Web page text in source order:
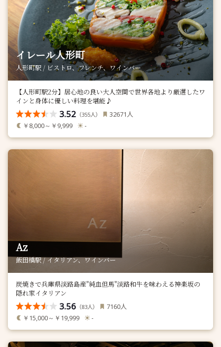
イレール人形町
人形町駅 / ビストロ、フレンチ、ワインバー
【人形町駅2分】居心地の良い大人空間で世界各地より厳選したワ
インと身体に優しい料理を堪能♪
3.52 （355人） 32671 人
￥8,000～￥9,999 -
Az
飯田橋駅 / イタリアン、ワインバー
炭焼きで兵庫県淡路島産"純血但馬"淡路和牛を味わえる神楽坂の
隠れ家イタリアン
3.56 （83人） 7160人
￥15,000～￥19,999 -